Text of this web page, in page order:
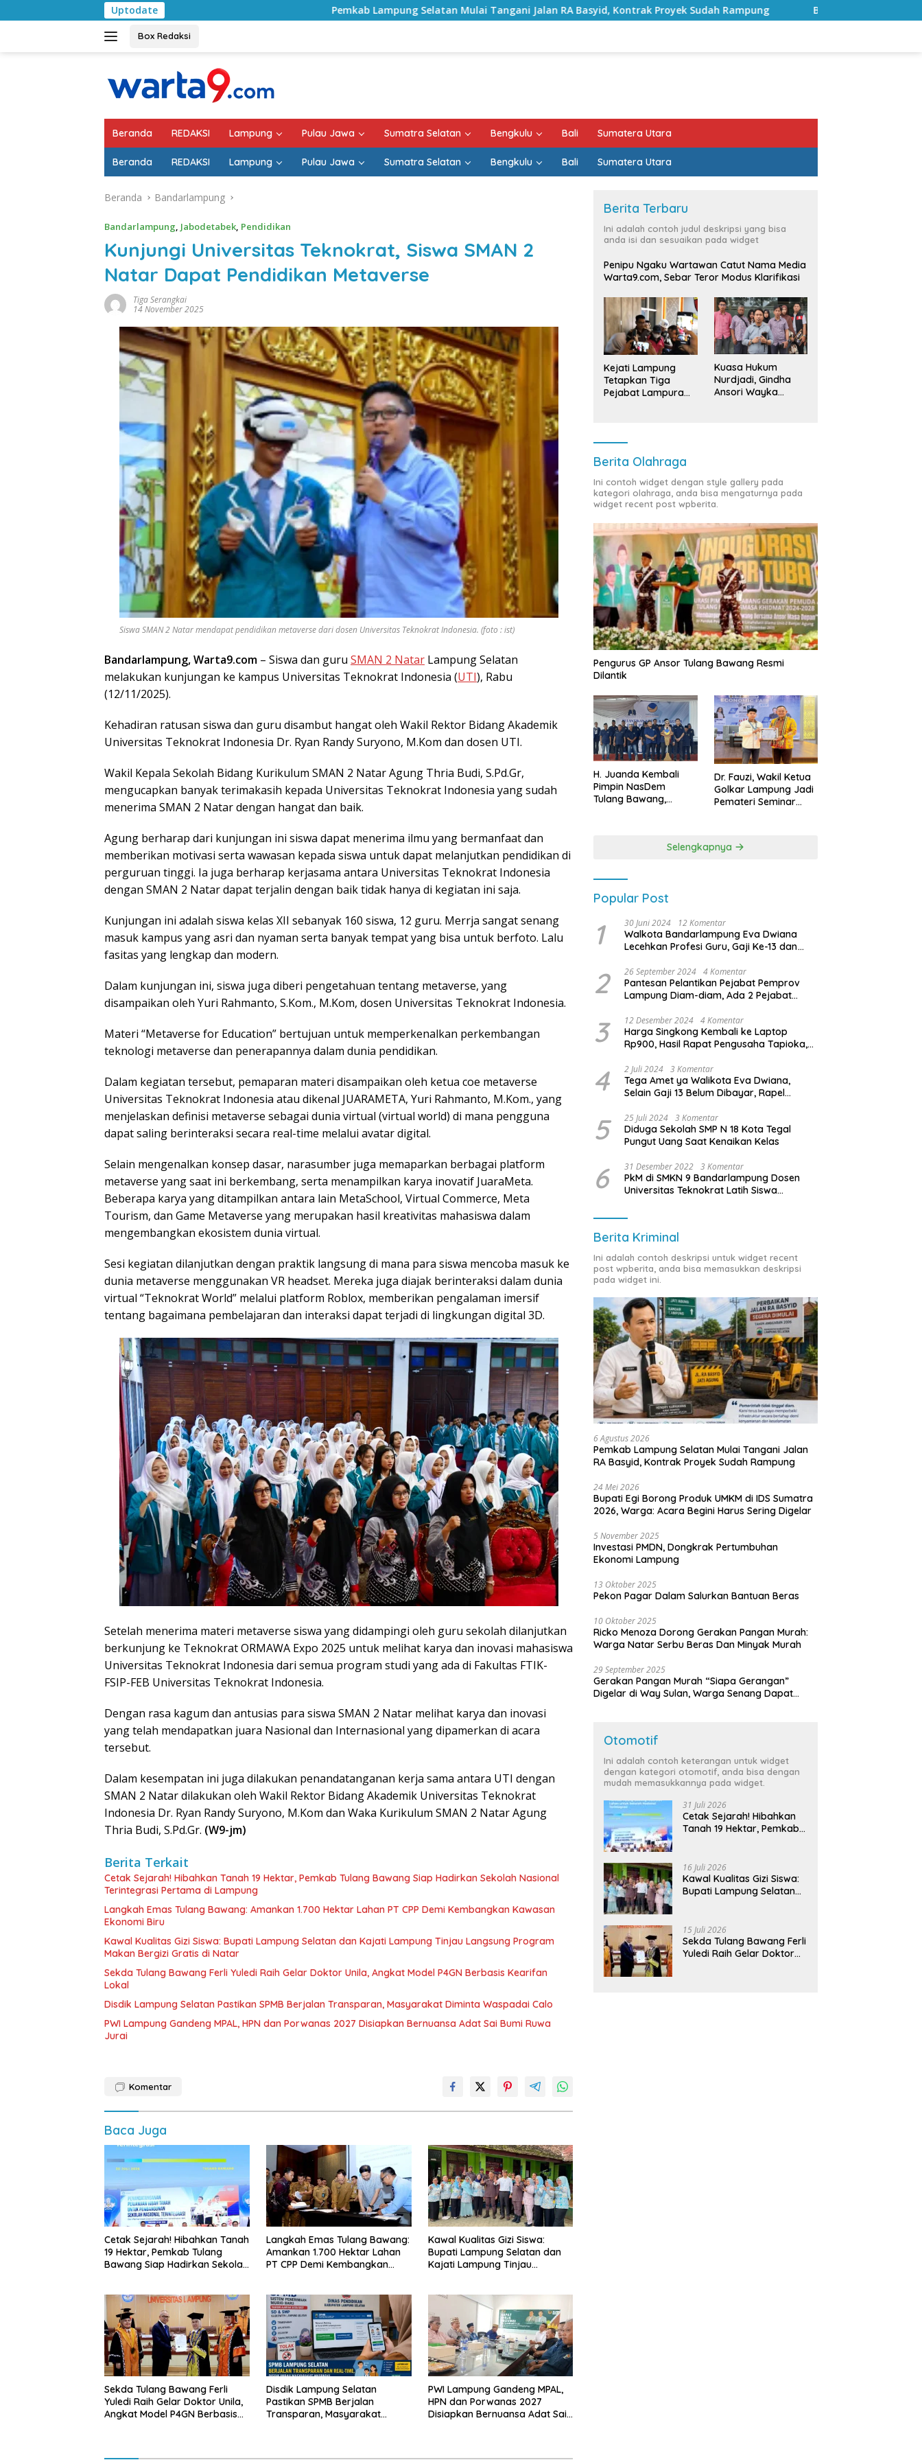
ke
Uptodate Pemkab Lampung Selatan Mulai Tangani Jalan RA Basyid, Kontrak Proyek Sudah Rampung Bulan Kemerdekaan, Bupati Lampung Selatan
Box Redaksi
Beranda REDAKSI Lampung Pulau Jawa Sumatra Selatan Bengkulu Bali Sumatera Utara
Beranda REDAKSI Lampung Pulau Jawa Sumatra Selatan Bengkulu Bali Sumatera Utara
Beranda Bandarlampung
Bandarlampung, Jabodetabek, Pendidikan
Kunjungi Universitas Teknokrat, Siswa SMAN 2
Natar Dapat Pendidikan Metaverse
Tiga Serangkai
14 November 2025
Siswa SMAN 2 Natar mendapat pendidikan metaverse dari dosen Universitas Teknokrat Indonesia. (foto : ist)
Bandarlampung, Warta9.com – Siswa dan guru SMAN 2 Natar Lampung Selatan
melakukan kunjungan ke kampus Universitas Teknokrat Indonesia (UTI), Rabu
(12/11/2025).
Kehadiran ratusan siswa dan guru disambut hangat oleh Wakil Rektor Bidang Akademik
Universitas Teknokrat Indonesia Dr. Ryan Randy Suryono, M.Kom dan dosen UTI.
Wakil Kepala Sekolah Bidang Kurikulum SMAN 2 Natar Agung Thria Budi, S.Pd.Gr,
mengucapkan banyak terimakasih kepada Universitas Teknokrat Indonesia yang sudah
menerima SMAN 2 Natar dengan hangat dan baik.
Agung berharap dari kunjungan ini siswa dapat menerima ilmu yang bermanfaat dan
memberikan motivasi serta wawasan kepada siswa untuk dapat melanjutkan pendidikan di
perguruan tinggi. Ia juga berharap kerjasama antara Universitas Teknokrat Indonesia
dengan SMAN 2 Natar dapat terjalin dengan baik tidak hanya di kegiatan ini saja.
Kunjungan ini adalah siswa kelas XII sebanyak 160 siswa, 12 guru. Merrja sangat senang
masuk kampus yang asri dan nyaman serta banyak tempat yang bisa untuk berfoto. Lalu
fasitas yang lengkap dan modern.
Dalam kunjungan ini, siswa juga diberi pengetahuan tentang metaverse, yang
disampaikan oleh Yuri Rahmanto, S.Kom., M.Kom, dosen Universitas Teknokrat Indonesia.
Materi “Metaverse for Education” bertujuan untuk memperkenalkan perkembangan
teknologi metaverse dan penerapannya dalam dunia pendidikan.
Dalam kegiatan tersebut, pemaparan materi disampaikan oleh ketua coe metaverse
Universitas Teknokrat Indonesia atau dikenal JUARAMETA, Yuri Rahmanto, M.Kom., yang
menjelaskan definisi metaverse sebagai dunia virtual (virtual world) di mana pengguna
dapat saling berinteraksi secara real-time melalui avatar digital.
Selain mengenalkan konsep dasar, narasumber juga memaparkan berbagai platform
metaverse yang saat ini berkembang, serta menampilkan karya inovatif JuaraMeta.
Beberapa karya yang ditampilkan antara lain MetaSchool, Virtual Commerce, Meta
Tourism, dan Game Metaverse yang merupakan hasil kreativitas mahasiswa dalam
mengembangkan ekosistem dunia virtual.
Sesi kegiatan dilanjutkan dengan praktik langsung di mana para siswa mencoba masuk ke
dunia metaverse menggunakan VR headset. Mereka juga diajak berinteraksi dalam dunia
virtual “Teknokrat World” melalui platform Roblox, memberikan pengalaman imersif
tentang bagaimana pembelajaran dan interaksi dapat terjadi di lingkungan digital 3D.
Setelah menerima materi metaverse siswa yang didampingi oleh guru sekolah dilanjutkan
berkunjung ke Teknokrat ORMAWA Expo 2025 untuk melihat karya dan inovasi mahasiswa
Universitas Teknokrat Indonesia dari semua program studi yang ada di Fakultas FTIK-
FSIP-FEB Universitas Teknokrat Indonesia.
Dengan rasa kagum dan antusias para siswa SMAN 2 Natar melihat karya dan inovasi
yang telah mendapatkan juara Nasional dan Internasional yang dipamerkan di acara
tersebut.
Dalam kesempatan ini juga dilakukan penandatanganan kerja sama antara UTI dengan
SMAN 2 Natar dilakukan oleh Wakil Rektor Bidang Akademik Universitas Teknokrat
Indonesia Dr. Ryan Randy Suryono, M.Kom dan Waka Kurikulum SMAN 2 Natar Agung
Thria Budi, S.Pd.Gr. (W9-jm)
Berita Terkait
Cetak Sejarah! Hibahkan Tanah 19 Hektar, Pemkab Tulang Bawang Siap Hadirkan Sekolah Nasional
Terintegrasi Pertama di Lampung
Langkah Emas Tulang Bawang: Amankan 1.700 Hektar Lahan PT CPP Demi Kembangkan Kawasan
Ekonomi Biru
Kawal Kualitas Gizi Siswa: Bupati Lampung Selatan dan Kajati Lampung Tinjau Langsung Program
Makan Bergizi Gratis di Natar
Sekda Tulang Bawang Ferli Yuledi Raih Gelar Doktor Unila, Angkat Model P4GN Berbasis Kearifan
Lokal
Disdik Lampung Selatan Pastikan SPMB Berjalan Transparan, Masyarakat Diminta Waspadai Calo
PWI Lampung Gandeng MPAL, HPN dan Porwanas 2027 Disiapkan Bernuansa Adat Sai Bumi Ruwa
Jurai
Komentar
Baca Juga
Cetak Sejarah! Hibahkan Tanah
19 Hektar, Pemkab Tulang
Bawang Siap Hadirkan Sekolah
Langkah Emas Tulang Bawang:
Amankan 1.700 Hektar Lahan
PT CPP Demi Kembangkan
Kawal Kualitas Gizi Siswa:
Bupati Lampung Selatan dan
Kajati Lampung Tinjau
Sekda Tulang Bawang Ferli
Yuledi Raih Gelar Doktor Unila,
Angkat Model P4GN Berbasis
Disdik Lampung Selatan
Pastikan SPMB Berjalan
Transparan, Masyarakat
PWI Lampung Gandeng MPAL,
HPN dan Porwanas 2027
Disiapkan Bernuansa Adat Sai
Berita Terbaru
Ini adalah contoh judul deskripsi yang bisa
anda isi dan sesuaikan pada widget
Penipu Ngaku Wartawan Catut Nama Media
Warta9.com, Sebar Teror Modus Klarifikasi
Kejati Lampung
Tetapkan Tiga
Pejabat Lampura
Kuasa Hukum
Nurdjadi, Gindha
Ansori Wayka
Berita Olahraga
Ini contoh widget dengan style gallery pada
kategori olahraga, anda bisa mengaturnya pada
widget recent post wpberita.
Pengurus GP Ansor Tulang Bawang Resmi
Dilantik
H. Juanda Kembali
Pimpin NasDem
Tulang Bawang,
Dr. Fauzi, Wakil Ketua
Golkar Lampung Jadi
Pemateri Seminar
Kebangsaan
Selengkapnya
Popular Post
1 30 Juni 2024 12 Komentar
Walkota Bandarlampung Eva Dwiana
Lecehkan Profesi Guru, Gaji Ke-13 dan
2 26 September 2024 4 Komentar
Pantesan Pelantikan Pejabat Pemprov
Lampung Diam-diam, Ada 2 Pejabat
3 12 Desember 2024 4 Komentar
Harga Singkong Kembali ke Laptop
Rp900, Hasil Rapat Pengusaha Tapioka,
Lampung
4 2 Juli 2024 3 Komentar
Tega Amet ya Walikota Eva Dwiana,
Selain Gaji 13 Belum Dibayar, Rapel
Dibayar
5 25 Juli 2024 3 Komentar
Diduga Sekolah SMP N 18 Kota Tegal
Pungut Uang Saat Kenaikan Kelas
6 31 Desember 2022 3 Komentar
PkM di SMKN 9 Bandarlampung Dosen
Universitas Teknokrat Latih Siswa
Berita Kriminal
Ini adalah contoh deskripsi untuk widget recent
post wpberita, anda bisa memasukkan deskripsi
pada widget ini.
6 Agustus 2026
Pemkab Lampung Selatan Mulai Tangani Jalan
RA Basyid, Kontrak Proyek Sudah Rampung
24 Mei 2026
Bupati Egi Borong Produk UMKM di IDS Sumatra
2026, Warga: Acara Begini Harus Sering Digelar
5 November 2025
Investasi PMDN, Dongkrak Pertumbuhan
Ekonomi Lampung
13 Oktober 2025
Pekon Pagar Dalam Salurkan Bantuan Beras
10 Oktober 2025
Ricko Menoza Dorong Gerakan Pangan Murah:
Warga Natar Serbu Beras Dan Minyak Murah
29 September 2025
Gerakan Pangan Murah “Siapa Gerangan”
Digelar di Way Sulan, Warga Senang Dapat
Otomotif
Ini adalah contoh keterangan untuk widget
dengan kategori otomotif, anda bisa dengan
mudah memasukkannya pada widget.
31 Juli 2026
Cetak Sejarah! Hibahkan
Tanah 19 Hektar, Pemkab
Terintegrasi Pertama di
Lampung
16 Juli 2026
Kawal Kualitas Gizi Siswa:
Bupati Lampung Selatan
Bergizi Gratis di Natar
15 Juli 2026
Sekda Tulang Bawang Ferli
Yuledi Raih Gelar Doktor